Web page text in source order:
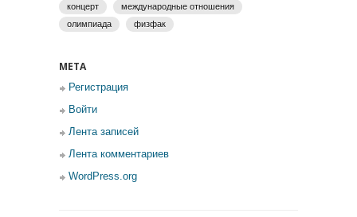
концерт
международные отношения
олимпиада
физфак
МЕТА
Регистрация
Войти
Лента записей
Лента комментариев
WordPress.org